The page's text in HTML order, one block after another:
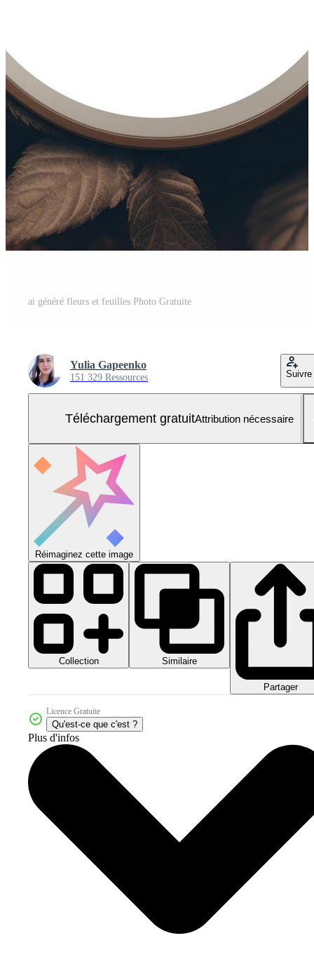
ai généré fleurs et feuilles Photo Gratuite
Yulia Gapeenko
151 329 Ressources Suivre
Téléchargement gratuitAttribution nécessaire
Réimaginez cette image
Collection Similaire
Partager
Licence Gratuite
Qu'est-ce que c'est ?
Plus d'infos